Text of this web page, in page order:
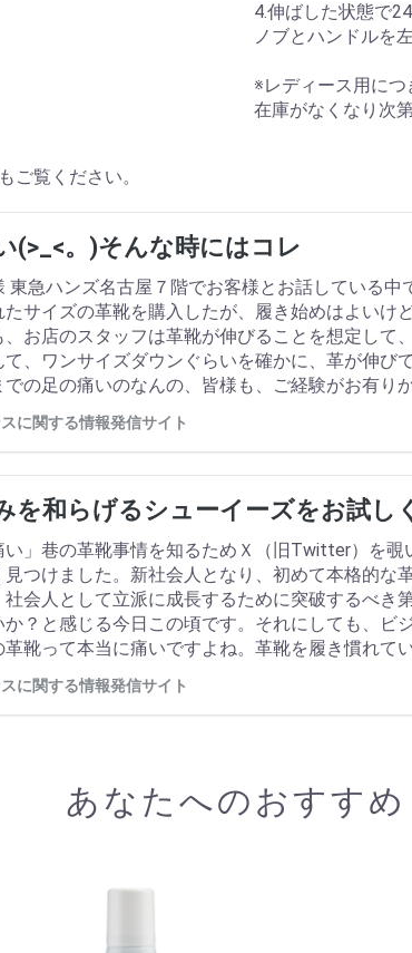
4.伸ばした状態で
ノブとハンドルを
※レディース用につ
在庫がなくなり次
ご覧ください。
(>_<。)そんな時にはコレ
東急ハンズ名古屋７階でお客様とお話している
サイズの革靴を購入したが、履き始めはよいけ
、お店のスタッフは革靴が伸びることを想定して
て、ワンサイズダウンぐらいを確かに、革が伸び
での足の痛いのなんの、皆様も、ご経験がお有り
ストレッチャーおすすめです。ご紹介いたします。
に関する情報発信サイト
を和らげるシューイーズをお試し
い」巷の革靴事情を知るためＸ（旧Twitter）を
つけました。新社会人となり、初めて本格的な
社会人として立派に成長するために突破するべき
？と感じる今日この頃です。それにしても、ビ
革靴って本当に痛いですよね。革靴を履き慣れて
準備して痛みと戦っています。根本的にオーダー
の足にジャストフィットするなんてことは有り
に関する情報発信サイト
あなたへのおすすめ